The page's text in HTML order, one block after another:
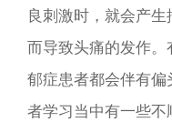
良刺激时，就会产
而导致头痛的发作。
郁症患者都会伴有
者学习当中有一些